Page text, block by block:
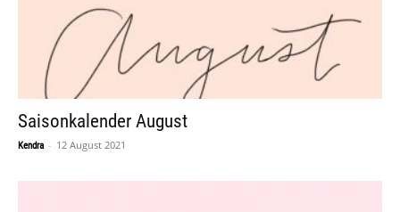
Saisonkalender August
Kendra - 12 August 2021